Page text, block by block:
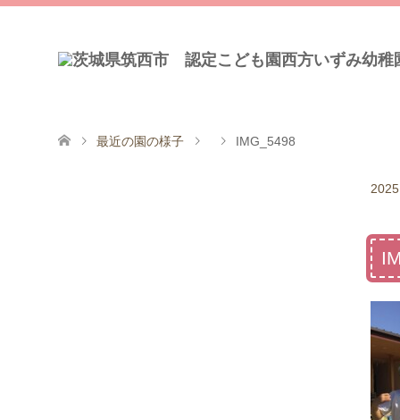
最近の園の様子 IMG_5498